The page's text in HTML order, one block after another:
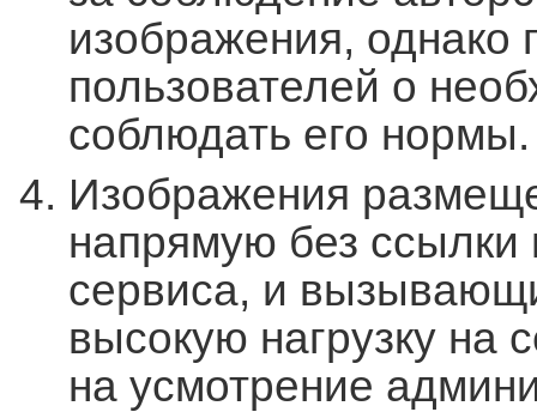
изображения, однако
пользователей о
соблюдать его нормы.
Изображения
напрямую без ссылки
сервиса, и
высокую нагрузку на
на усмотрение